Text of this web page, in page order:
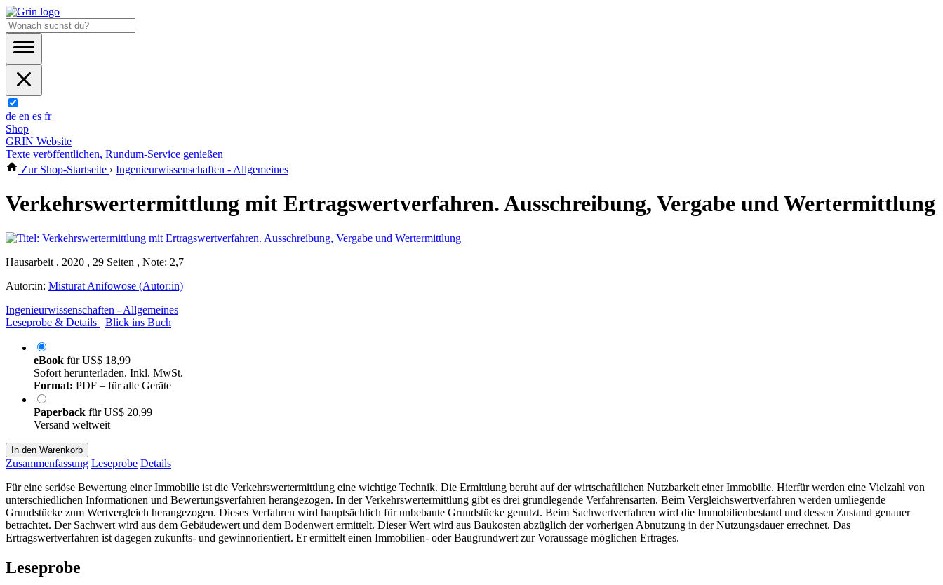
de en es fr
Shop
GRIN Website
Texte veröffentlichen, Rundum-Service genießen
Zur Shop-Startseite › Ingenieurwissenschaften - Allgemeines
Verkehrswertermittlung mit Ertragswertverfahren. Ausschreibung, Vergabe und Wertermittlung
Hausarbeit , 2020 , 29 Seiten , Note: 2,7
Autor:in: Misturat Anifowose (Autor:in)
Ingenieurwissenschaften - Allgemeines
Leseprobe & Details
Blick ins Buch
eBook fürUS$ 18,99
Sofort herunterladen. Inkl. MwSt.
Format: PDF – für alle Geräte
Paperback fürUS$ 20,99
Versand weltweit
In den Warenkorb
Zusammenfassung Leseprobe Details
Für eine seriöse Bewertung einer Immobilie ist die Verkehrswertermittlung eine wichtige Technik. Die Ermittlung beruht auf der wirtschaftlichen Nutzbarkeit einer Immobilie. Hierfür werden eine Vielzahl von
unterschiedlichen Informationen und Bewertungsverfahren herangezogen. In der Verkehrswertermittlung gibt es drei grundlegende Verfahrensarten. Beim Vergleichswertverfahren werden umliegende
Grundstücke zum Wertvergleich herangezogen. Dieses Verfahren wird hauptsächlich für unbebaute Grundstücke genutzt. Beim Sachwertverfahren wird die Immobilienbestand und dessen Zustand genauer
betrachtet. Der Sachwert wird aus dem Gebäudewert und dem Bodenwert ermittelt. Dieser Wert wird aus Baukosten abzüglich der vorherigen Abnutzung in der Nutzungsdauer errechnet. Das
Ertragswertverfahren ist dagegen zukunfts- und gewinnorientiert. Er ermittelt einen Immobilien- oder Baugrundwert zur Voraussage möglichen Ertrages.
Leseprobe